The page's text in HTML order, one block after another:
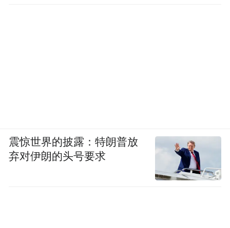
震惊世界的披露：特朗普放
弃对伊朗的头号要求